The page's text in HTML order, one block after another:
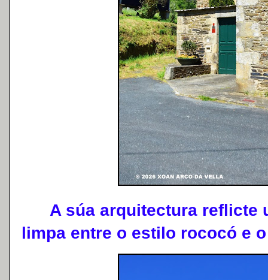
A súa arquitectura reflicte
limpa entre o estilo rococó e